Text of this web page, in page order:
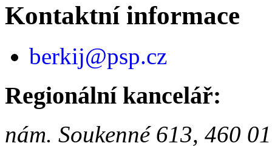
Kontaktní informace
berkij@psp.cz
Regionální kancelář:
nám. Soukenné 613, 460